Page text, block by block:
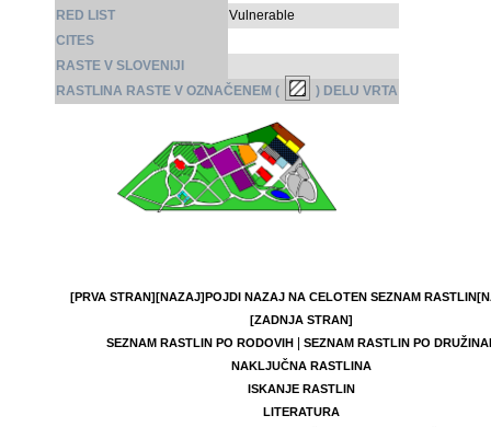
RED LIST
Vulnerable
CITES
RASTE V SLOVENIJI
RASTLINA RASTE V OZNAČENEM (
) DELU VRTA
[PRVA STRAN][NAZAJ]POJDI NAZAJ NA CELOTEN SEZNAM RASTLIN
[ZADNJA STRAN]
SEZNAM RASTLIN PO RODOVIH|
SEZNAM RASTLIN PO
NAKLJUČNA RASTLINA
ISKANJE RASTLIN
LITERATURA